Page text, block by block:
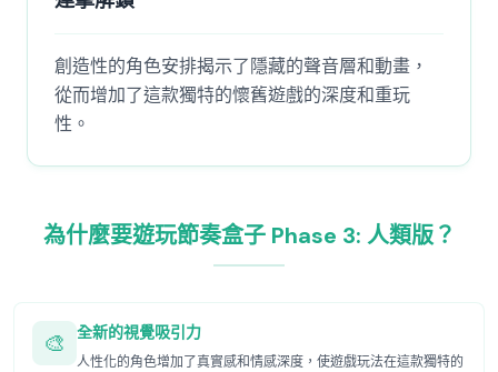
創造性的角色安排揭示了隱藏的聲音層和動畫，
從而增加了這款獨特的懷舊遊戲的深度和重玩
性。
為什麼要遊玩節奏盒子 Phase 3: 人類版？
🎨 全新的視覺吸引力
人性化的角色增加了真實感和情感深度，使遊戲玩法在這款獨特的